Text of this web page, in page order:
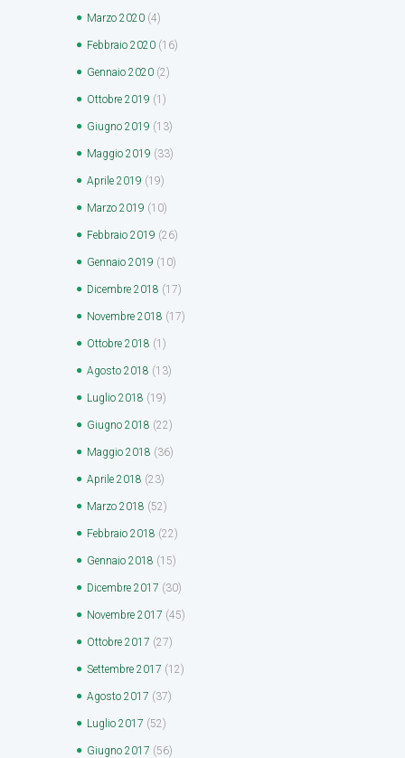
Marzo 2020 (4)
Febbraio 2020 (16)
Gennaio 2020 (2)
Ottobre 2019 (1)
Giugno 2019 (13)
Maggio 2019 (33)
Aprile 2019 (19)
Marzo 2019 (10)
Febbraio 2019 (26)
Gennaio 2019 (10)
Dicembre 2018 (17)
Novembre 2018 (17)
Ottobre 2018 (1)
Agosto 2018 (13)
Luglio 2018 (19)
Giugno 2018 (22)
Maggio 2018 (36)
Aprile 2018 (23)
Marzo 2018 (52)
Febbraio 2018 (22)
Gennaio 2018 (15)
Dicembre 2017 (30)
Novembre 2017 (45)
Ottobre 2017 (27)
Settembre 2017 (12)
Agosto 2017 (37)
Luglio 2017 (52)
Giugno 2017 (56)